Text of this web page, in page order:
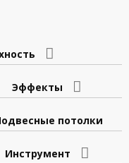
Эффекты
потолки
Инструмент